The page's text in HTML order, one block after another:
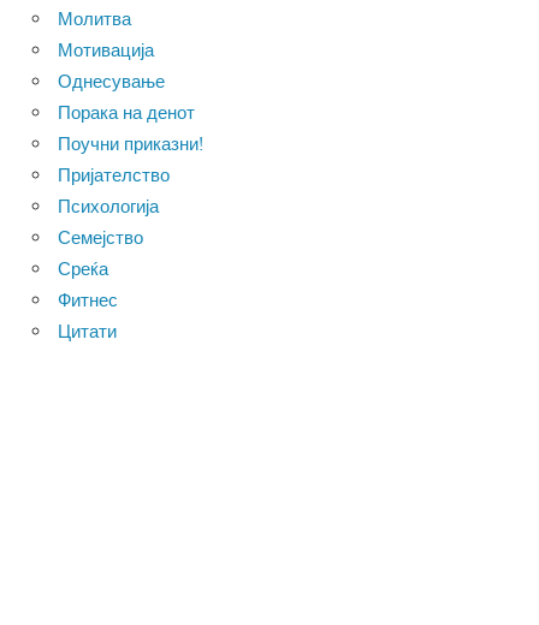
Молитва
Мотивација
Однесување
Порака на денот
Поучни приказни!
Пријателство
Психологија
Семејство
Среќа
Фитнес
Цитати